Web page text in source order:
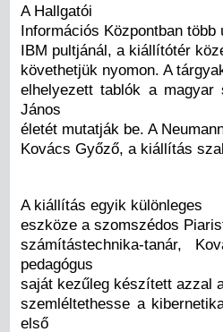
A Hallgatói
Információs Központban
IBM pultjánál, a kiállítótér
követhetjük nyomon. A
elhelyezett tablók a magyar
János
életét mutatják be. A
Kovács Győző, a kiállítás
A kiállítás egyik különleges
eszköze a szomszédos
számítástechnika-tanár,
pedagógus
saját kezűleg készített azzal
szemléltethesse a
első